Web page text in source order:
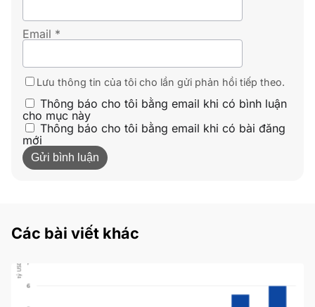
Email *
Lưu thông tin của tôi cho lần gửi phản hồi tiếp theo.
Thông báo cho tôi bằng email khi có bình luận
cho mục này
Thông báo cho tôi bằng email khi có bài đăng
mới
Các bài viết khác